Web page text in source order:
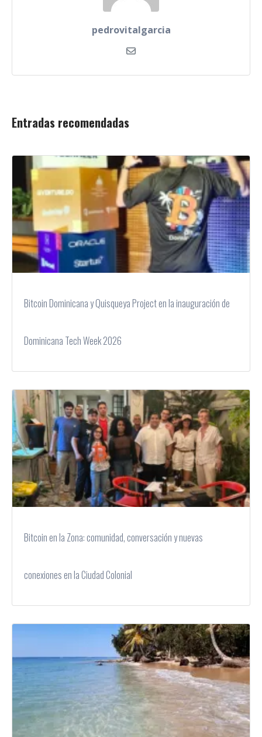
pedrovitalgarcia
Entradas recomendadas
Bitcoin Dominicana y Quisqueya Project en la inauguración de
Dominicana Tech Week 2026
Bitcoin en la Zona: comunidad, conversación y nuevas
conexiones en la Ciudad Colonial